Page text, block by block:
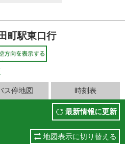
町駅東口行
ス停地図 時刻表
最新情報に更新
地図表示に切り替える